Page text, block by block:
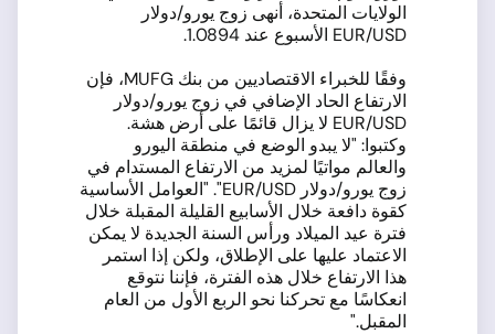
الولايات المتحدة، أنهى زوج يورو/دولار
EUR/USD الأسبوع عند 1.0894.
وفقًا للخبراء الاقتصاديين من بنك MUFG، فإن
الارتفاع الحاد الإضافي في زوج يورو/دولار
EUR/USD لا يزال قائمًا على أرض هشة.
وكتبوا: "لا يبدو الوضع في منطقة اليورو
والعالم مواتيًا لمزيد من الارتفاع المستدام في
زوج يورو/دولار EUR/USD". "العوامل الأساسية
كقوة دافعة خلال الأسابيع القليلة المقبلة خلال
فترة عيد الميلاد ورأس السنة الجديدة لا يمكن
الاعتماد عليها على الإطلاق، ولكن إذا استمر
هذا الارتفاع خلال هذه الفترة، فإننا نتوقع
انعكاسًا مع تحركنا نحو الربع الأول من العام
المقبل."